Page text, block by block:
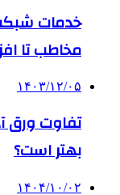
مخاطب تا
۱۴۰۳/۱۲/۰۵
تفاوت ورق
بهتر است؟
۱۴۰۴/۱۰/۰۲